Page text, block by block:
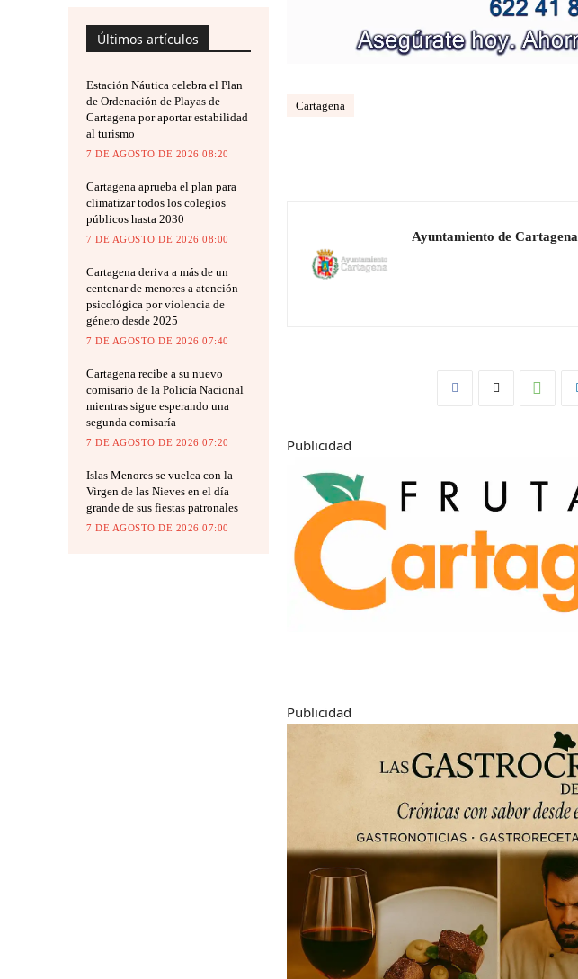
Últimos artículos
Estación Náutica celebra el Plan
de Ordenación de Playas de
Cartagena por aportar estabilidad
al turismo
7 DE AGOSTO DE 2026 08:20
Cartagena aprueba el plan para
climatizar todos los colegios
públicos hasta 2030
7 DE AGOSTO DE 2026 08:00
Cartagena deriva a más de un
centenar de menores a atención
psicológica por violencia de
género desde 2025
7 DE AGOSTO DE 2026 07:40
Cartagena recibe a su nuevo
comisario de la Policía Nacional
mientras sigue esperando una
segunda comisaría
7 DE AGOSTO DE 2026 07:20
Islas Menores se vuelca con la
Virgen de las Nieves en el día
grande de sus fiestas patronales
7 DE AGOSTO DE 2026 07:00
Cartagena
Ayuntamiento de Cartagena
Publicidad
Publicidad